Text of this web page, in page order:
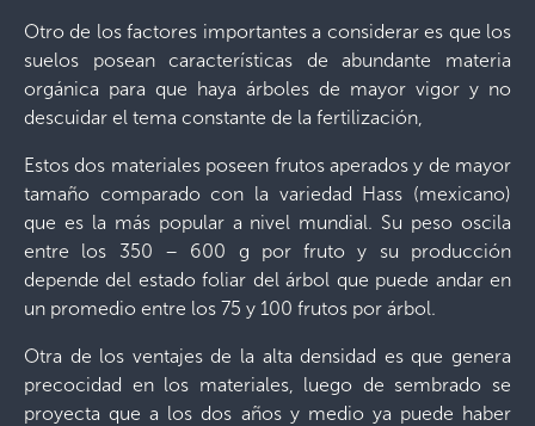
Otro de los factores importantes a considerar es que los
suelos posean características de abundante materia
orgánica para que haya árboles de mayor vigor y no
descuidar el tema constante de la fertilización,
Estos dos materiales poseen frutos aperados y de mayor
tamaño comparado con la variedad Hass (mexicano)
que es la más popular a nivel mundial. Su peso oscila
entre los 350 – 600 g por fruto y su producción
depende del estado foliar del árbol que puede andar en
un promedio entre los 75 y 100 frutos por árbol.
Otra de los ventajes de la alta densidad es que genera
precocidad en los materiales, luego de sembrado se
proyecta que a los dos años y medio ya puede haber